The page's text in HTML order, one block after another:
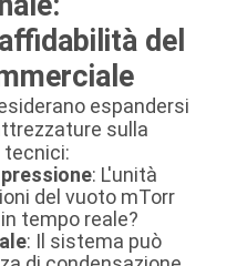
del
espandersi
sulla
tecnici:
: L'unità
del vuoto mTorr
tempo reale?
: Il sistema può